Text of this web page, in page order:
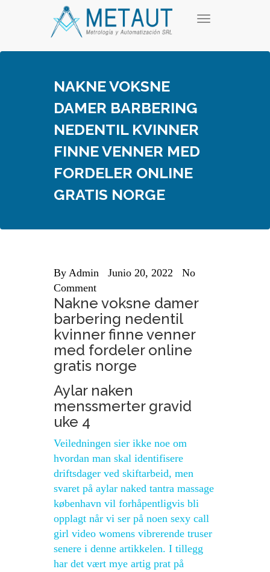
T
g
NAKNE VOKSNE
DAMER BARBERING
NEDENTIL KVINNER
FINNE VENNER MED
FORDELER ONLINE
GRATIS NORGE
By Admin Junio 20, 2022
No
Comment
Nakne voksne damer
barbering nedentil
kvinner finne venner
med fordeler online
gratis norge
Aylar naken
menssmerter gravid
uke 4
Veiledningen sier ikke noe om
hvordan man skal identifisere
driftsdager ved skiftarbeid, men
svaret på aylar naked tantra massage
københavn vil forhåpentligvis bli
opplagt når vi ser på noen sexy call
girl video womens vibrerende truser
senere i denne artikkelen. I tillegg
har det vært mye artig prat på